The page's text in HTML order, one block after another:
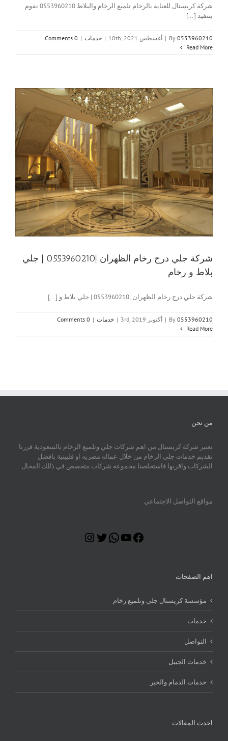
شركة كريستال للعناية بالرخام تلميع الرخام والبلاط 0553960210 نقوم
بتنفيذ [...]
By 0553960210
| أغسطس 10th, 2021 | خدمات |
0 Comments
Read More
شركة جلي درج رخام الظهران |0553960210 | جلي
بلاط و رخام
شركة جلي درج رخام الظهران |0553960210 | جلي بلاط و [...]
By 0553960210
| أكتوبر 3rd, 2019 | خدمات |
0 Comments
Read More
من نحن
تعتبر شركة كريستال من اهم شركات جلي وتلميع الرخام بالسعودية قررنا
تقديم خدمات جلي الرخام من خلال عماله مصريه او فلبينية بافضل
الشركات واقربها فاستخلصنا مجموعة شركات متخصص في ذللك المجال
مواقع التواصل الاجتماعي
Facebook
YouTube
WhatsApp
Twitter
اهم الصفحات
مؤسسة كريستال جلي وتلميع رخام
خدمات
التواصل
خدمات الجبيل
خدمات الدمام والخبر
احدث المقالات